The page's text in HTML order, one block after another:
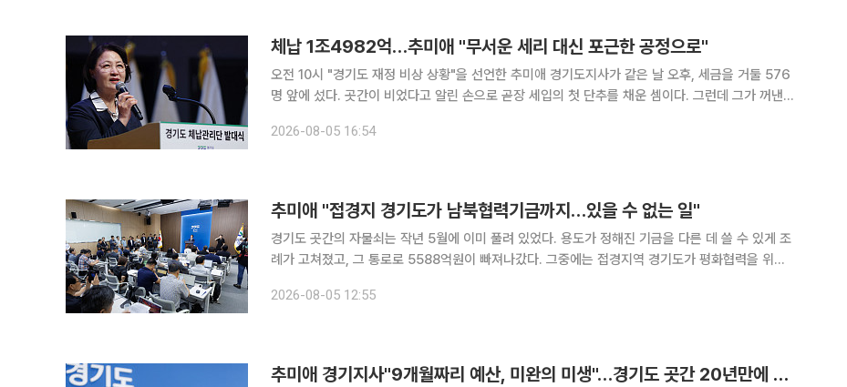
체납 1조4982억…추미애 "무서운 세리 대신 포근한 공정으로"
오전 10시 "경기도 재정 비상 상황"을 선언한 추미애 경기도지사가 같은 날 오후, 세금을 거둘 576
명 앞에 섰다. 곳간이 비었다고 알린 손으로 곧장 세입의 첫 단추를 채운 셈이다. 그런데 그가 꺼낸
는 이날 경기도청 다산홀에서 추 지사와 31개 시군 체납관
2026-08-05 16:54
추미애 "접경지 경기도가 남북협력기금까지…있을 수 없는 일"
경기도 곳간의 자물쇠는 작년 5월에 이미 풀려 있었다. 용도가 정해진 기금을 다른 데 쓸 수 있게 조
례가 고쳐졌고, 그 통로로 5588억원이 빠져나갔다. 그중에는 접경지역 경기도가 평화협력을 위해
기도청 브리핑룸 기자회견에서 "접경지역을 가진 경기도에서 남북협력기
2026-08-05 12:55
추미애 경기지사"9개월짜리 예산, 미완의 미생"…경기도 곳간 20년만에 바닥